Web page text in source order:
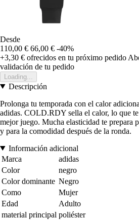
Desde
110,00 € 66,00 € -40%
+3,30 € ofrecidos en tu próximo pedido
validación de tu pedido
Loading...
Descripción
Prolonga tu temporada con el calor
adidas. COLD.RDY sella el calor, lo que
mejor juego. Mucha elasticidad te prepara
y para la comodidad después de la ronda.
Información adicional
Marca
adidas
Color
negro
Color dominante Negro
Como
Mujer
Edad
Adulto
material principal poliéster